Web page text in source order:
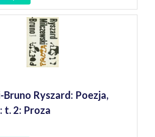
Ryszard: Poezja,
t. 2: Proza